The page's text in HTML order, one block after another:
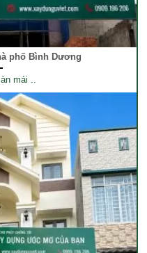
phố Bình Dương
mái ..